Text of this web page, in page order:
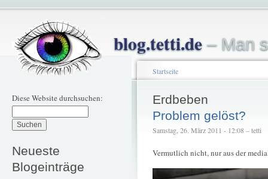
blog.tetti.de– Man
Diese Website durchsuchen:
Neueste
Blogeinträge
Startseite
Erdbeben
Problem gelöst?
Samstag, 26. März 2011 - 12:08 – tetti
Vermutlich nicht, nur aus der